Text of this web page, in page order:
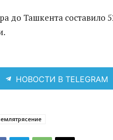
до Ташкента составило
НОВОСТИ В TELEGRAM